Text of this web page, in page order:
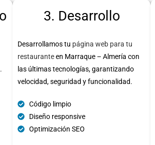
.
3. Desarrollo
Desarrollamos tu página web para tu
restauranteen Marraque – Almería con
las últimas tecnologías, garantizando
velocidad, seguridad y funcionalidad.
Código limpio
Diseño responsive
Optimización SEO